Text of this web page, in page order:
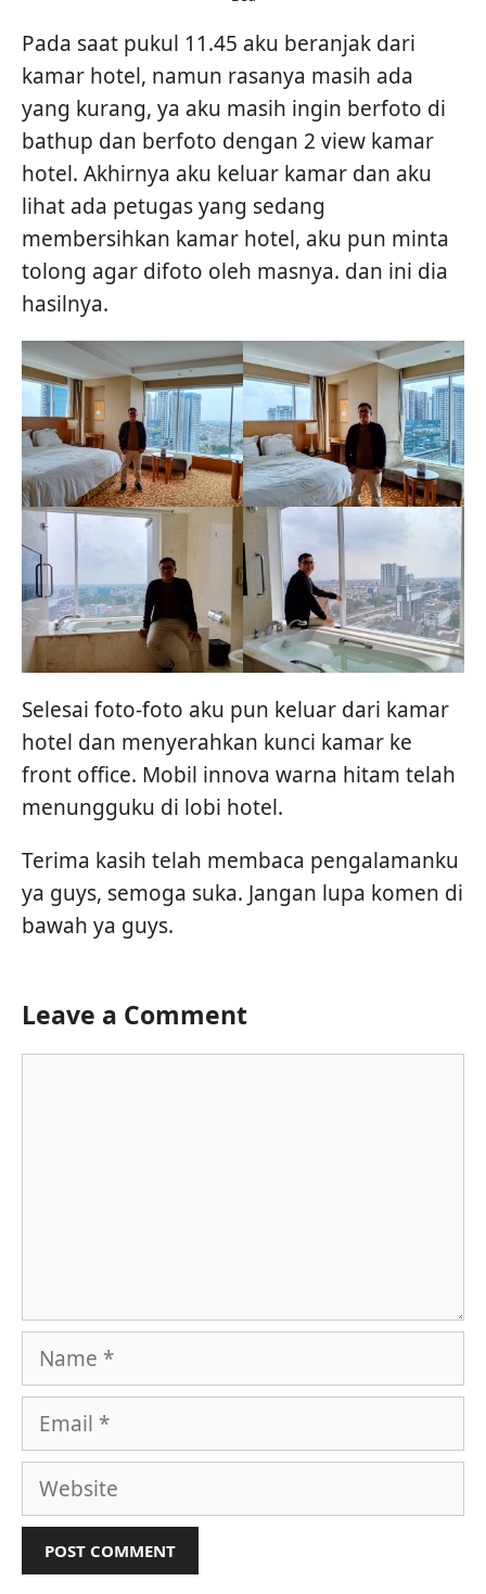
Pada saat pukul 11.45 aku beranjak dari
kamar hotel, namun rasanya masih ada
yang kurang, ya aku masih ingin berfoto di
bathup dan berfoto dengan 2 view kamar
hotel. Akhirnya aku keluar kamar dan aku
lihat ada petugas yang sedang
membersihkan kamar hotel, aku pun minta
tolong agar difoto oleh masnya. dan ini dia
hasilnya.
Selesai foto-foto aku pun keluar dari kamar
hotel dan menyerahkan kunci kamar ke
front office. Mobil innova warna hitam telah
menungguku di lobi hotel.
Terima kasih telah membaca pengalamanku
ya guys, semoga suka. Jangan lupa komen di
bawah ya guys.
Leave a Comment
Name
Email
Website